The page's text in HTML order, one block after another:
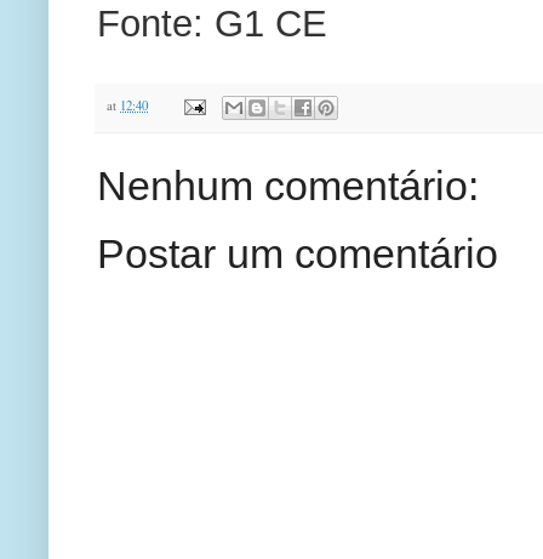
Fonte: G1 CE
at 12:40
Nenhum comentário:
Postar um comentário